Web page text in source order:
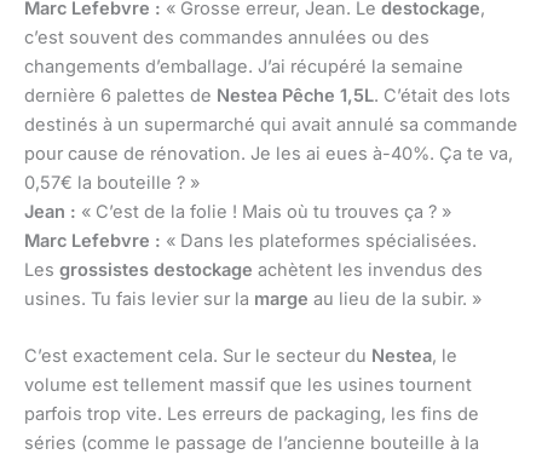
Marc Lefebvre : « Grosse erreur, Jean. Le destockage,
c’est souvent des commandes annulées ou des
changements d’emballage. J’ai récupéré la semaine
dernière 6 palettes de Nestea Pêche 1,5L. C’était des lots
destinés à un supermarché qui avait annulé sa commande
pour cause de rénovation. Je les ai eues à-40%. Ça te va,
0,57€ la bouteille ? »
Jean : « C’est de la folie ! Mais où tu trouves ça ? »
Marc Lefebvre : « Dans les plateformes spécialisées.
Les grossistes destockage achètent les invendus des
usines. Tu fais levier sur la marge au lieu de la subir. »
C’est exactement cela. Sur le secteur du Nestea, le
volume est tellement massif que les usines tournent
parfois trop vite. Les erreurs de packaging, les fins de
séries (comme le passage de l’ancienne bouteille à la